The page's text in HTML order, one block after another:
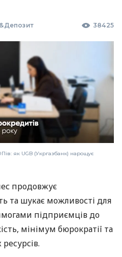
38425
як UGB (Укргазбанк) нарощує
продовжує
та шукає можливості для
підприємців до
мінімум бюрократії та